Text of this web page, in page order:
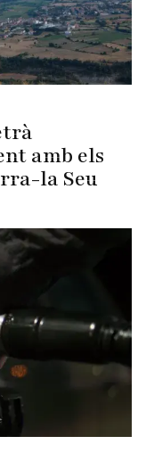
amb els
la Seu